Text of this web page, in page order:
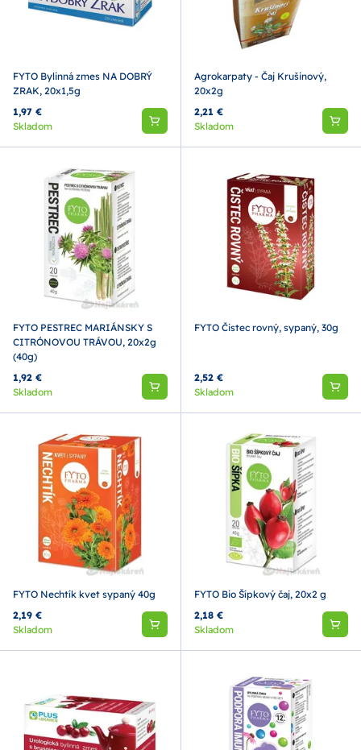
FYTO Bylinná zmes NA DOBRÝ
ZRAK, 20x1,5g
1,97 €
Skladom
Agrokarpaty - Čaj Krušinový,
20x2g
2,21 €
Skladom
FYTO PESTREC MARIÁNSKY S
CITRÓNOVOU TRÁVOU, 20x2g
(40g)
1,92 €
Skladom
FYTO Čistec rovný, sypaný, 30g
2,52 €
Skladom
FYTO Nechtík kvet sypaný 40g
2,19 €
Skladom
FYTO Bio Šípkový čaj, 20x2 g
2,18 €
Skladom